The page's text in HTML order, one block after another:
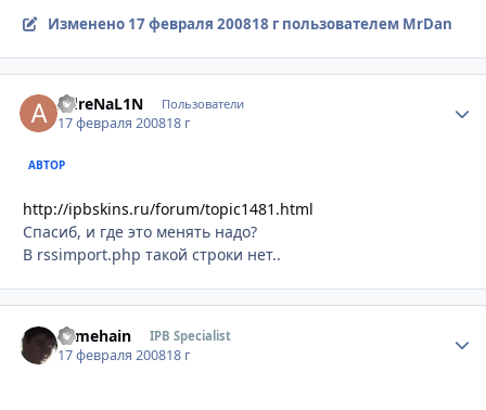
Изменено 17 февраля 200818 гпользователем MrDan
AdreNaL1N Пользователи
17 февраля 200818 г
АВТОР
http://ipbskins.ru/forum/topic1481.html
Спасиб, и где это менять надо?
В rssimport.php такой строки нет..
somehain IPB Specialist
17 февраля 200818 г